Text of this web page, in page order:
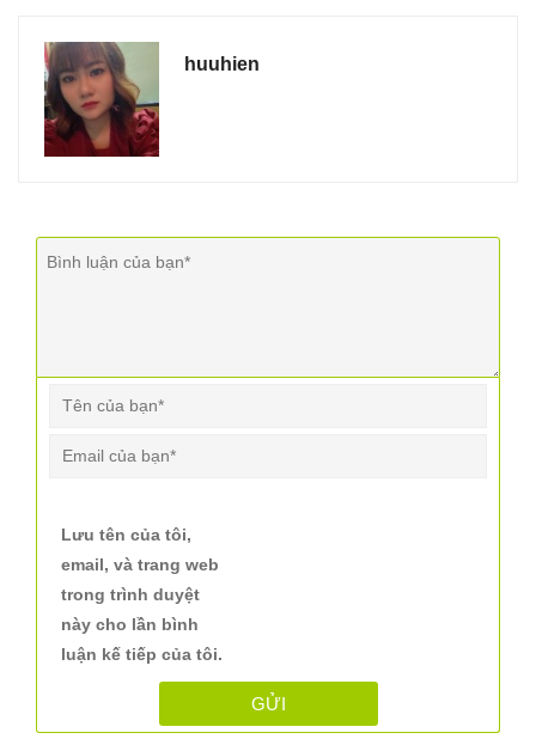
huuhien
Lưu tên của tôi,
email, và trang web
trong trình duyệt
này cho lần bình
luận kế tiếp của tôi.